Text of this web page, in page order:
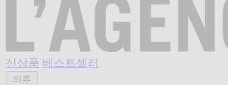
신상품 베스트셀러
의류